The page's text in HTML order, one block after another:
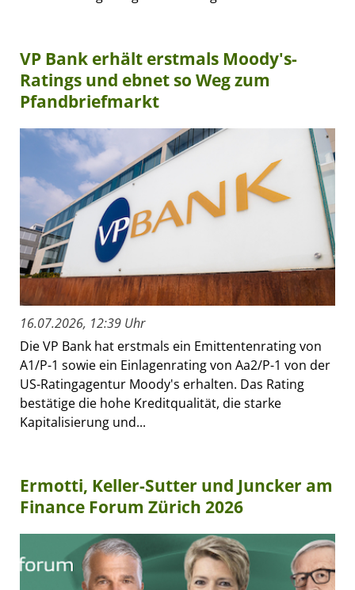
VP Bank erhält erstmals Moody's-
Ratings und ebnet so Weg zum
Pfandbriefmarkt
16.07.2026, 12:39 Uhr
Die VP Bank hat erstmals ein Emittentenrating von
A1/P-1 sowie ein Einlagenrating von Aa2/P-1 von der
US-Ratingagentur Moody's erhalten. Das Rating
bestätige die hohe Kreditqualität, die starke
Kapitalisierung und...
Ermotti, Keller-Sutter und Juncker am
Finance Forum Zürich 2026